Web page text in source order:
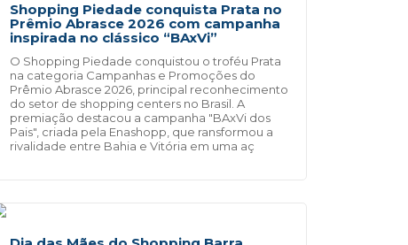
Shopping Piedade conquista Prata no
Prêmio Abrasce 2026 com campanha
inspirada no clássico “BAxVi”
O Shopping Piedade conquistou o troféu Prata
na categoria Campanhas e Promoções do
Prêmio Abrasce 2026, principal reconhecimento
do setor de shopping centers no Brasil. A
premiação destacou a campanha "BAxVi dos
Pais", criada pela Enashopp, que ransformou a
rivalidade entre Bahia e Vitória em uma aç